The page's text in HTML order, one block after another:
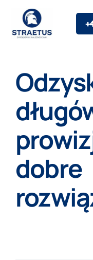
content
Oferta
Blog
Kontakt
dobre